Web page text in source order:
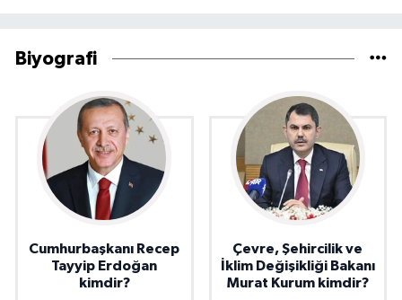
Biyografi
Cumhurbaşkanı Recep
Tayyip Erdoğan
kimdir?
Çevre, Şehircilik ve
İklim Değişikliği Bakanı
Murat Kurum kimdir?